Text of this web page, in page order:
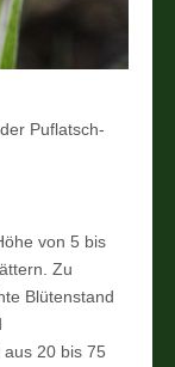
Puflatsch-
von 5 bis
Zu
Blütenstand
20 bis 75